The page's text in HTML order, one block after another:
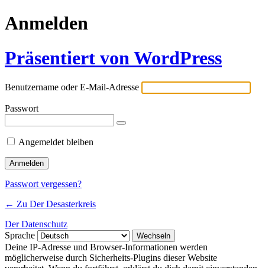
Anmelden
Präsentiert von WordPress
Benutzername oder E-Mail-Adresse
Passwort
Angemeldet bleiben
Passwort vergessen?
← Zu Der Desasterkreis
Der Datenschutz
Sprache
Deine IP-Adresse und Browser-Informationen werden
möglicherweise durch Sicherheits-Plugins dieser Website